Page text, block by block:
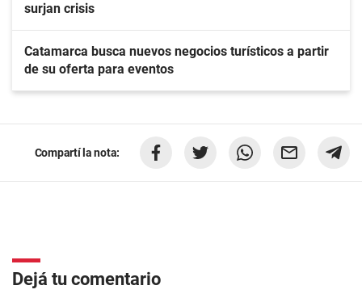
surjan crisis
Catamarca busca nuevos negocios turísticos a partir
de su oferta para eventos
Compartí la nota:
Dejá tu comentario